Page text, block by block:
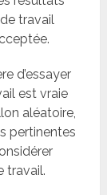
travail
d’essayer
est vraie
aléatoire,
pertinentes
travail.